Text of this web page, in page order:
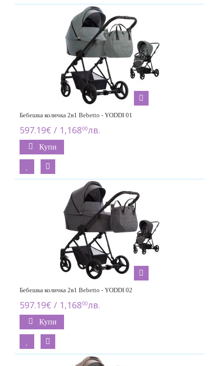
Бебешка количка 2в1 Bebetto - YODDI 01
597.19€ / 1,16800лв.
Купи
Бебешка количка 2в1 Bebetto - YODDI 02
597.19€ / 1,16800лв.
Купи